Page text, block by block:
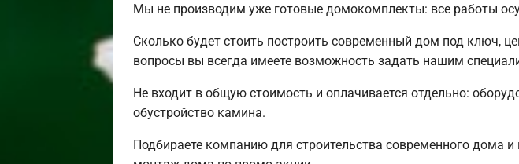
Мы не производим уже готовые домокомплекты: все работы
Сколько будет стоить построить современный дом под ключ,
вопросы вы всегда имеете возможность задать нашим
Не входит в общую стоимость и оплачивается отдельно:
обустройство камина.
Подбираете компанию для строительства современного